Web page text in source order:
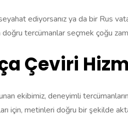
ediyorsanız ya da bir Rus
tercümanlar seçmek çoğu
Çeviri
ekibimiz, deneyimli
için, metinleri doğru bir şekilde